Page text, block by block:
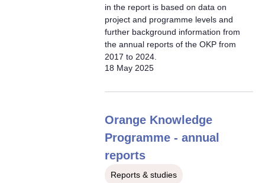
in the report is based on data on
project and programme levels and
further background information from
the annual reports of the OKP from
2017 to 2024.
18 May 2025
Orange Knowledge
Programme - annual
reports
Reports & studies